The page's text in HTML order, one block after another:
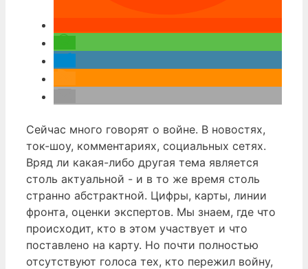
Сейчас много говорят о войне. В новостях,
ток-шоу, комментариях, социальных сетях.
Вряд ли какая-либо другая тема является
столь актуальной - и в то же время столь
странно абстрактной. Цифры, карты, линии
фронта, оценки экспертов. Мы знаем, где что
происходит, кто в этом участвует и что
поставлено на карту. Но почти полностью
отсутствуют голоса тех, кто пережил войну,